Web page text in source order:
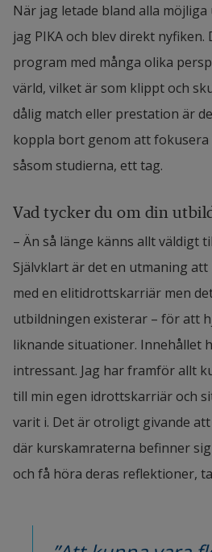
När jag letade bland alla
jag PIKA och blev direkt
program med många olika
värld, vilket är som klippt och
dålig match eller prestation är
koppla bort genom att fokusera
såsom studierna, ett tag.
Vad tycker du om din
– Än så länge känns allt väldigt
Självklart är det en utmaning
med en elitidrottskarriär men
utbildningen existerar – för att
liknande situationer. Innehållet
intressant. Jag har framför allt
till min egen idrottskarriär och
varit i. Det är otroligt givande
där kurskamraterna befinner
och få höra deras reflektioner,